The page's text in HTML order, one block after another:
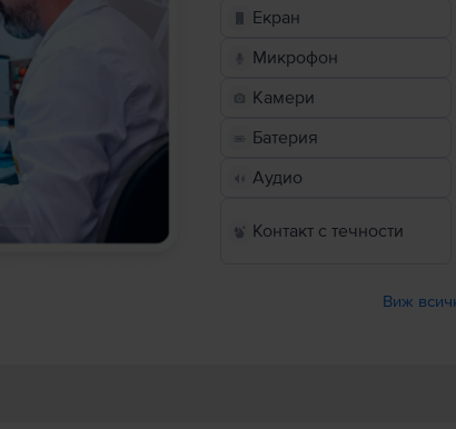
Екран
Микрофон
Камери
Батерия
Аудио
Контакт с течности
Виж